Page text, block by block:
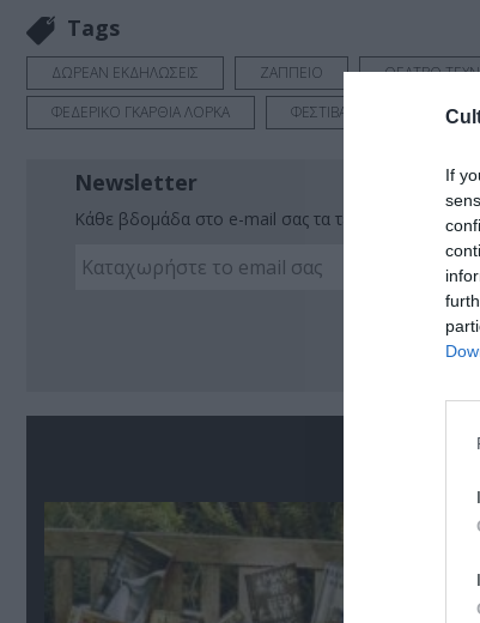
If
Tags
ΔΩΡΕΑΝ ΕΚΔΗΛΩΣΕΙΣ ΖΑΠΠΕΙΟ ΘΕΑΤΡΟ
ΦΕΔΕΡΙΚΟ ΓΚΑΡΘΙΑ ΛΟΡΚΑ
ΦΕΣΤΙΒΑΛ ΒΙΒΛΙΟΥ
Newsletter
Κάθε βδομάδα στο e-mail σας τα τελευταία νέα για